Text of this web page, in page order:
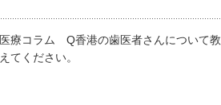
医療コラム Q香港の歯医者さんについて教
えてください。